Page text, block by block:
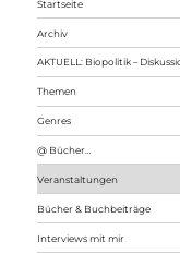
Startseite
Archiv
AKTUELL: Biopolitik –
Themen
Genres
@ Bücher…
Veranstaltungen
Bücher & Buchbeiträge
Interviews mit mir